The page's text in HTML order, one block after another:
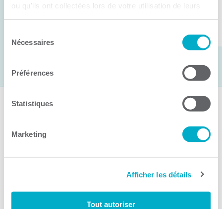
ou qu'ils ont collectées lors de votre utilisation de leurs
Nécessaires
Préférences
Statistiques
Marketing
Afficher les détails
Tout autoriser
Lire la suite
Suivez-nous
Activités